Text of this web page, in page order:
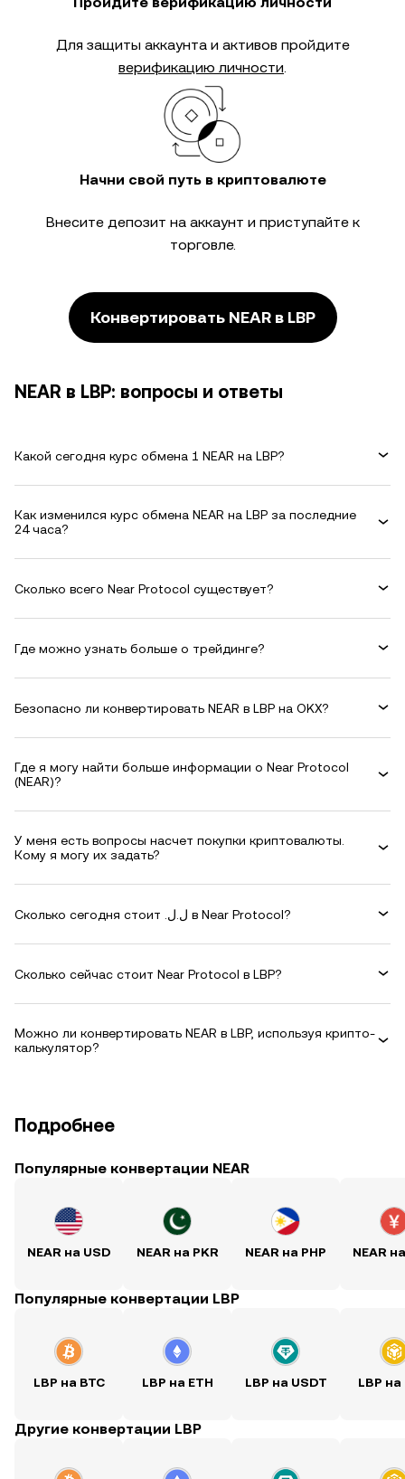
Для защиты аккаунта и активов пройдите
верификацию личности.
Начни свой путь в криптовалюте
Внесите депозит на аккаунт и приступайте к
торговле.
Конвертировать NEAR в LBP
NEAR в LBP: вопросы и ответы
Какой сегодня курс обмена 1 NEAR на LBP?
Как изменился курс обмена NEAR на LBP за последние
24 часа?
Сколько всего Near Protocol существует?
Где можно узнать больше о трейдинге?
Безопасно ли конвертировать NEAR в LBP на OKX?
Где я могу найти больше информации о Near Protocol
(NEAR)?
У меня есть вопросы насчет покупки криптовалюты.
Кому я могу их задать?
Сколько сегодня стоит .ل.ل в Near Protocol?
Сколько сейчас стоит Near Protocol в LBP?
Можно ли конвертировать NEAR в LBP, используя крипто-
калькулятор?
Подробнее
Популярные конвертации NEAR
NEAR на USD NEAR на PKR NEAR на PHP NEAR
Популярные конвертации LBP
LBP на BTC LBP на ETH LBP на USDT LBP на
Другие конвертации LBP